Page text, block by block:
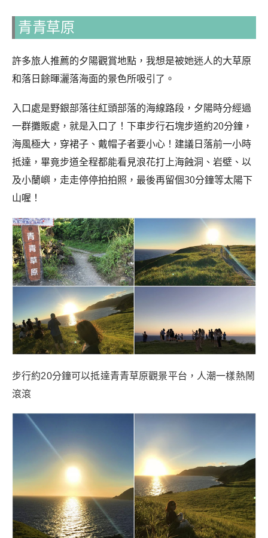
青青草原
許多旅人推薦的夕陽觀賞地點，我想是被她迷人的大草原
和落日餘暉灑落海面的景色所吸引了。
入口處是野銀部落往紅頭部落的海線路段，夕陽時分經過
一群攤販處，就是入口了！下車步行石塊步道約20分鐘，
海風極大，穿裙子、戴帽子者要小心！建議日落前一小時
抵達，畢竟步道全程都能看見浪花打上海蝕洞、岩壁、以
及小蘭嶼，走走停停拍拍照，最後再留個30分鐘等太陽下
山喔！
步行約20分鐘可以抵達青青草原觀景平台，人潮一樣熱鬧
滾滾